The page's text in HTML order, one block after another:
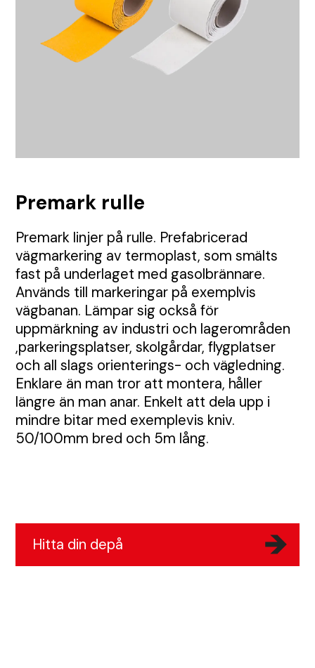
Nyheter
Etablering Tillstånd
Anbud Samordning
Utbildningar
Visa alla Produkter
Farthinder och kabelskydd
Bullerskydd och skalskydd
Portabla trafikljus Skyltar
Tjältiningsmaskin Stadsdesign
Våra depåer
Premark rulle
Premark linjer på rulle. Prefabricerad
vägmarkering av termoplast, som smälts
fast på underlaget med gasolbrännare.
Används till markeringar på exemplvis
vägbanan. Lämpar sig också för
uppmärkning av industri och lagerområden
,parkeringsplatser, skolgårdar, flygplatser
och all slags orienterings- och vägledning.
Enklare än man tror att montera, håller
längre än man anar. Enkelt att dela upp i
mindre bitar med exemplevis kniv.
50/100mm bred och 5m lång.
Hitta din depå